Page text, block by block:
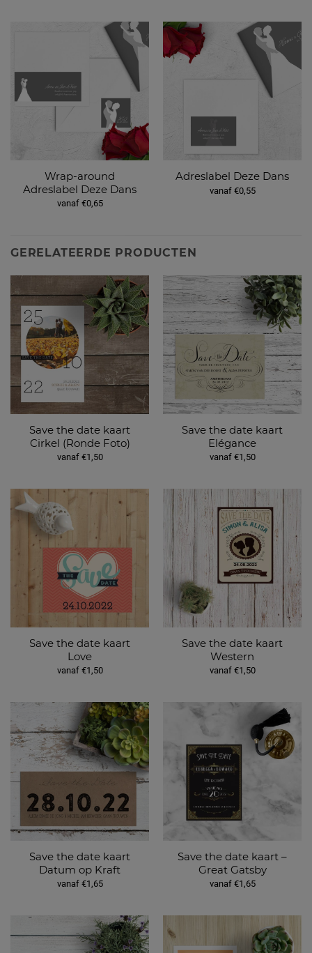
Wrap-around
Adreslabel Deze Dans
vanaf €0,65
Adreslabel Deze Dans
vanaf €0,55
GERELATEERDE PRODUCTEN
Save the date kaart
Cirkel (Ronde Foto)
vanaf €1,50
Save the date kaart
Elégance
vanaf €1,50
Save the date kaart
Love
vanaf €1,50
Save the date kaart
Western
vanaf €1,50
Save the date kaart
Datum op Kraft
vanaf €1,65
Save the date kaart –
Great Gatsby
vanaf €1,65